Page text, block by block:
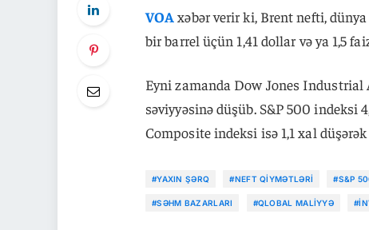
VOAxəbər verir ki, Brent nefti,
bir barrel üçün 1,41 dollar və ya 1,5
Eyni zamanda Dow Jones Industrial
səviyyəsinə düşüb. S&P 500 indeksi
Composite indeksi isə 1,1 xal
#YAXIN ŞƏRQ #NEFT QIYMƏTLƏRI #S&P
#SƏHM BAZARLARI #QLOBAL MALIYYƏ